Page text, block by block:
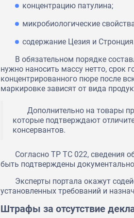
концентрацию патулина;
микробиологические
содержание Цезия и
В обязательном порядке
нужно наносить массу нетто, срок
концентрированного пюре после
маркировке зависят от вида
Дополнительно на товары
которые подтверждают
консервантов.
Согласно ТР ТС 022, сведения
быть подтверждены
Эксперты портала окажут
установленных требований и
Штрафы за отсутствие